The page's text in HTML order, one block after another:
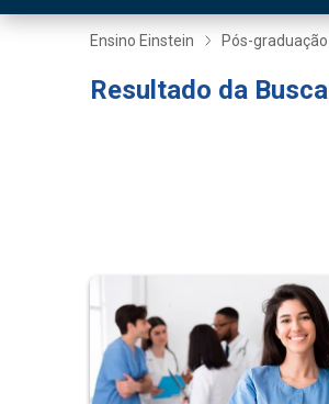
Ensino Einstein Pós-graduação
Resultado da Busca